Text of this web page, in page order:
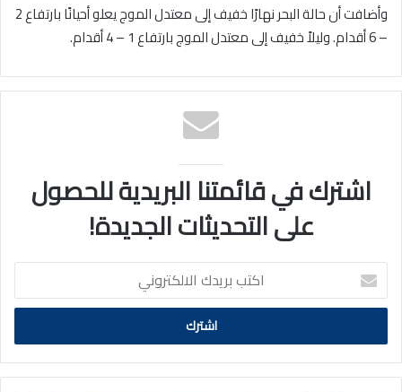
وأضافت أن حالة البحر نهارًا خفيف إلى معتدل الموج يعلو أحيانًا بارتفاع 2
– 6 أقدام. وليلاً خفيف إلى معتدل الموج بارتفاع 1 – 4 أقدام.
اشترك في قائمتنا البريدية للحصول
على التحديثات الجديدة!
اكتب
بريدك
الالكتروني